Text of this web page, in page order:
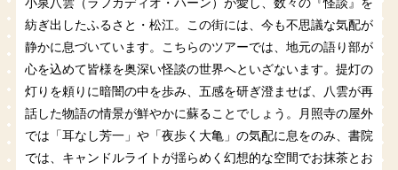
小泉八雲（ラフカディオ・ハーン）が愛し、数々の『怪談』を
紡ぎ出したふるさと・松江。この街には、今も不思議な気配が
静かに息づいています。こちらのツアーでは、地元の語り部が
心を込めて皆様を奥深い怪談の世界へといざないます。提灯の
灯りを頼りに暗闇の中を歩み、五感を研ぎ澄ませば、八雲が再
話した物語の情景が鮮やかに蘇ることでしょう。月照寺の屋外
では「耳なし芳一」や「夜歩く大亀」の気配に息をのみ、書院
では、キャンドルライトが揺らめく幻想的な空間でお抹茶とお